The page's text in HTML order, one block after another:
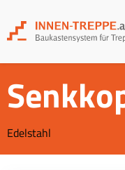
Edelstahl